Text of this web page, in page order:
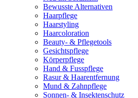
Bewusste Alternativen
Haarpflege
Haarstyling
Haarcoloration
Beauty- & Pflegetools
Gesichtspflege
Körperpflege
Hand & Fusspflege
Rasur & Haarentfernung
Mund & Zahnpflege
Sonnen- & Insektenschutz